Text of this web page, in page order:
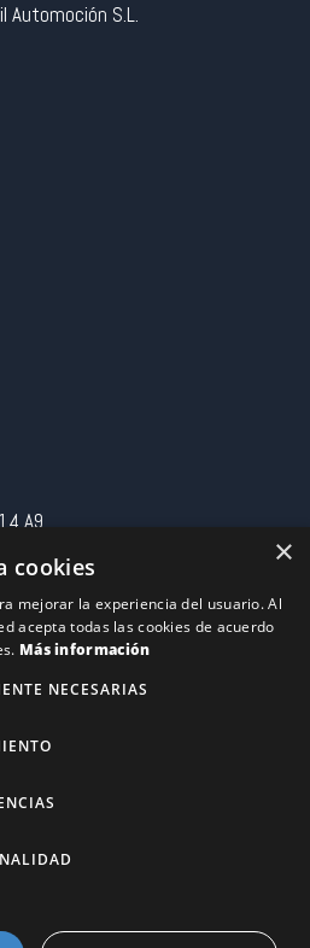
Automoción S.L.
A9
representantes
×
cookies
mejorar la experiencia del usuario. Al
acepta todas las cookies de acuerdo
Más información
NECESARIAS